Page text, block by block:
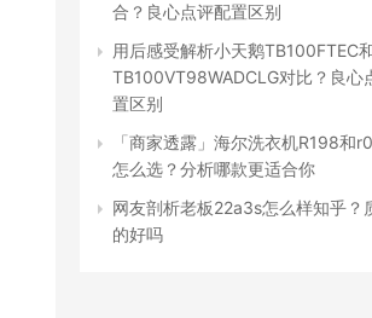
合？良心点评配置区别
用后感受解析小天鹅TB100FTEC
TB100VT98WADCLG对比？良心
置区别
「商家透露」海尔洗衣机R198和
怎么选？分析哪款更适合你
网友剖析老板22a3s怎么样知乎？
的好吗